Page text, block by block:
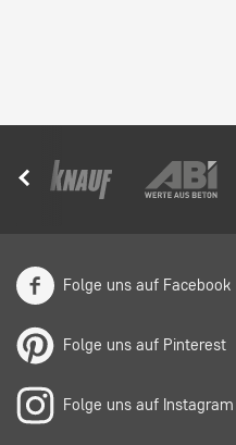
Folge uns auf Facebook
Folge uns auf Pinterest
Folge uns auf Instagram